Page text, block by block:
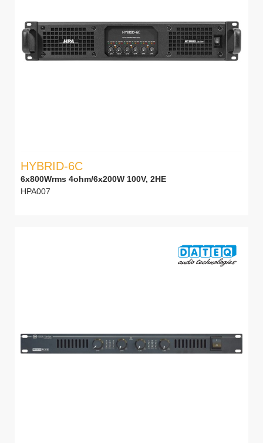
HYBRID-6C
6x800Wrms 4ohm/6x200W 100V, 2HE
HPA007